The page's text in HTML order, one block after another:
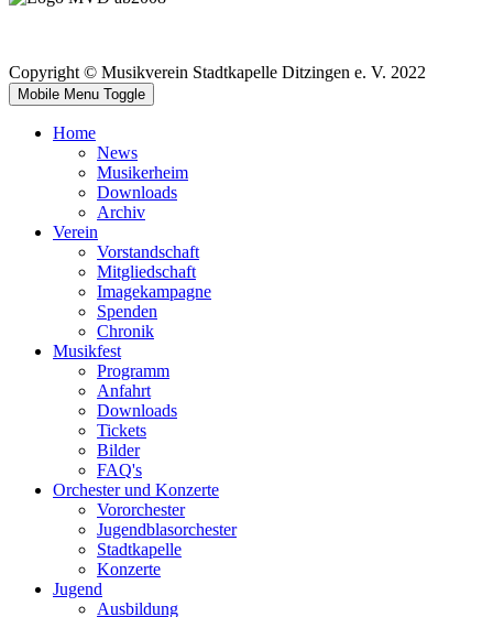
Copyright © Musikverein Stadtkapelle Ditzingen e. V. 2022
Mobile Menu Toggle
Home
News
Musikerheim
Downloads
Archiv
Verein
Vorstandschaft
Mitgliedschaft
Imagekampagne
Spenden
Chronik
Musikfest
Programm
Anfahrt
Downloads
Tickets
Bilder
FAQ's
Orchester und Konzerte
Vororchester
Jugendblasorchester
Stadtkapelle
Konzerte
Jugend
Ausbildung